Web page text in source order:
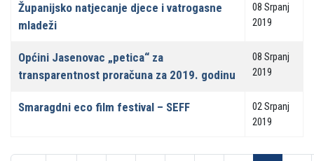
Županijsko natjecanje djece i vatrogasne
mladeži
08 Srpanj
2019
Općini Jasenovac „petica“ za
transparentnost proračuna za 2019. godinu
08 Srpanj
2019
Smaragdni eco film festival – SEFF
02 Srpanj
2019